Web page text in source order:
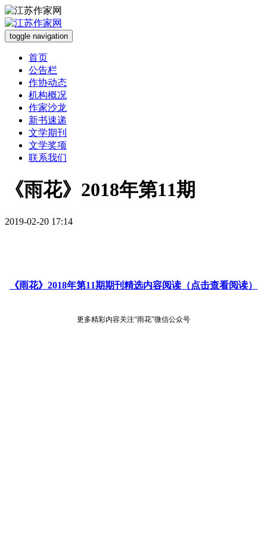
toggle navigation
首页
公告栏
作协动态
机构概况
作家沙龙
新书速递
文学期刊
文学奖项
联系我们
《雨花》2018年第11期
2019-02-20 17:14
《雨花》2018年第11期期刊精选内容阅读（点击查看阅读）
更多精彩内容关注“雨花”微信公众号